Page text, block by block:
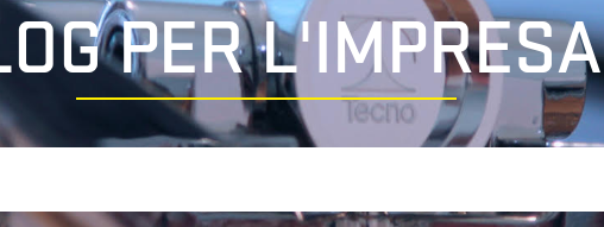
PER L'IMPRESA